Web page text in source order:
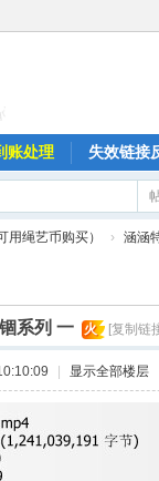
账处理 失效链接
绳艺币购买） › 涵涵
系列 一 火 [复制链
显示全部楼层